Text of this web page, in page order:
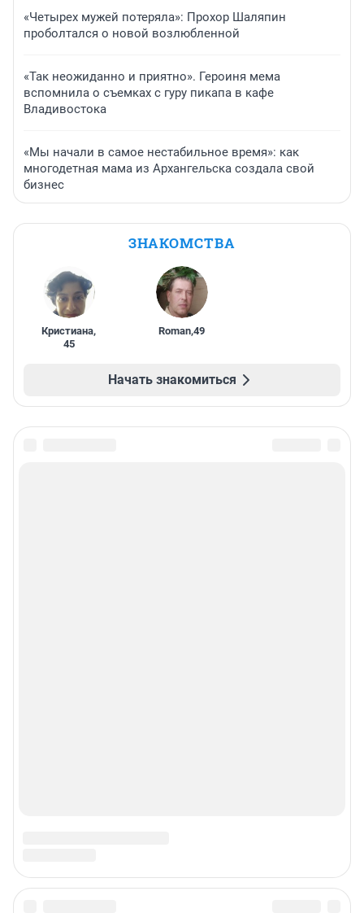
«Четырех мужей потеряла»: Прохор Шаляпин
проболтался о новой возлюбленной
«Так неожиданно и приятно». Героиня мема
вспомнила о съемках с гуру пикапа в кафе
Владивостока
«Мы начали в самое нестабильное время»: как
многодетная мама из Архангельска создала свой
бизнес
ЗНАКОМСТВА
Кристиана,
45
Roman,49
Начать знакомиться